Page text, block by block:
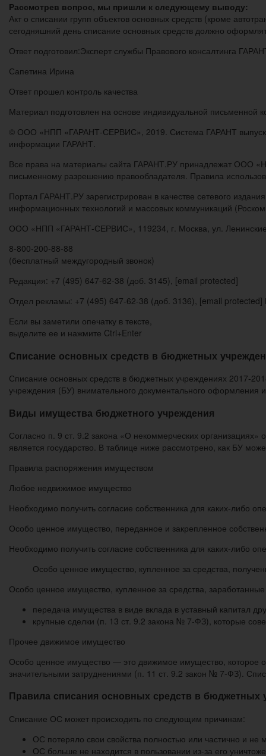
Рассмотрев вопрос, мы пришли к следующему выводу:
Акт о списании групп объектов основных средств (кроме
сегодняшний день списание основных средств должно
Ответ подготовил:Эксперт службы Правового консалтинга
Сапетина Ирина
Ответ прошел контроль качества
Материал подготовлен на основе индивидуальной письменной
© ООО «НПП «ГАРАНТ-СЕРВИС», 2019. Система ГАРАНТ
информации ГАРАНТ.
Все права на материалы сайта ГАРАНТ.РУ принадлежат ООО
письменному разрешению правообладателя. Правила
Портал ГАРАНТ.РУ зарегистрирован в качестве сетевого
информационных технологий и массовых коммуникаций
ООО «НПП «ГАРАНТ-СЕРВИС», 119234, г. Москва, ул.
8-800-200-88-88
(бесплатный междугородный звонок)
Редакция: +7 (495) 647-62-38 (доб. 3145), [email protected]
Отдел рекламы: +7 (495) 647-62-38 (доб. 3136), [email
Если вы заметили опечатку в тексте,
выделите ее и нажмите Ctrl+Enter
Списание основных средств в бюджетных
Списание основных средств в бюджетных учреждениях 2017-
учреждения (БУ) внимательного документального оформления
Виды имущества бюджетного учреждения
Согласно п. 9 ст. 9.2 закона «О некоммерческих
является государство. В таблице ниже рассмотрено, как БУ
Правила распоряжения имуществом
Любое недвижимое имущество
Необходимо получить согласие собственника для каких-либо
Особо ценное имущество, переданное и закрепленное
Необходимо получить согласие собственника для каких-либо
Особо ценное имущество, купленное за средства,
Особо ценное имущество, купленное за средства,
передача имущества в виде вклада в уставный капитал
крупные сделки (п. 13 ст. 9.2 закона № 7-ФЗ), которые
Прочее движимое имущество
Особо ценное имущество — это движимое имущество, которое
значительными затруднениями (п. 11 ст. 9.2 закон № 7-ФЗ).
Правила списания основных средств в бюджетных
Списание ОС может происходить по следующим причинам:
ОС потеряло свои свойства полностью или частично и
ОС больше не находится в пользовании из-за его